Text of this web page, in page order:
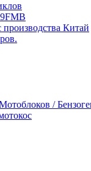
производства Китай
/